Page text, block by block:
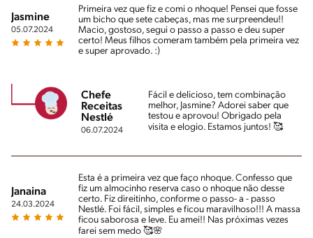
Jasmine
05.07.2024
Primeira vez que fiz e comi o nhoque! Pensei que fosse
um bicho que sete cabeças, mas me surpreendeu!!
Macio, gostoso, segui o passo a passo e deu super
certo! Meus filhos comeram também pela primeira vez
e super aprovado. :)
Chefe
Receitas
Nestlé
06.07.2024
Fácil e delicioso, tem combinação
melhor, Jasmine? Adorei saber que
testou e aprovou! Obrigado pela
visita e elogio. Estamos juntos! 🥰
Janaina
24.03.2024
Esta é a primeira vez que faço nhoque. Confesso que
fiz um almocinho reserva caso o nhoque não desse
certo. Fiz direitinho, conforme o passo- a - passo
Nestlé. Foi fácil, simples e ficou maravilhoso!!! A massa
ficou saborosa e leve. Eu amei!! Nas próximas vezes
farei sem medo 🥰🌸